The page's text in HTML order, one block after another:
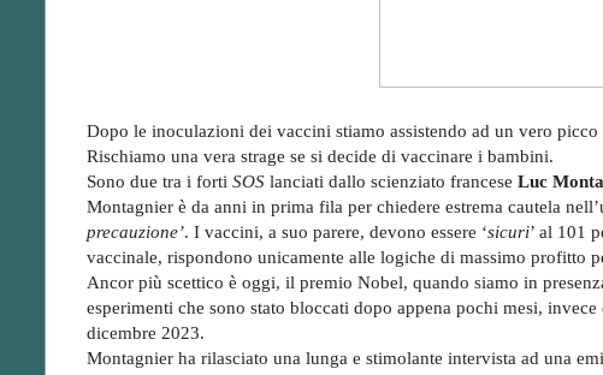
Dopo le inoculazioni dei vaccini stiamo assistendo ad un vero
Rischiamo una vera strage se si decide di vaccinare i bambini.
Sono due tra i forti SOS lanciati dallo scienziato francese Luc
Montagnier è da anni in prima fila per chiedere estrema cautela
precauzione’. I vaccini, a suo parere, devono essere ‘sicuri’ al 101
vaccinale, rispondono unicamente alle logiche di massimo profitto
Ancor più scettico è oggi, il premio Nobel, quando siamo in
esperimenti che sono stato bloccati dopo appena pochi mesi,
dicembre 2023.
Montagnier ha rilasciato una lunga e stimolante intervista ad una